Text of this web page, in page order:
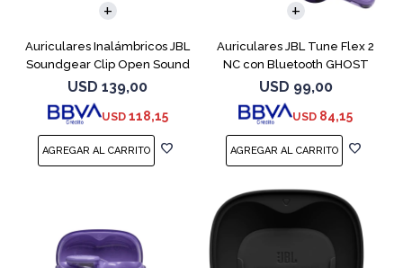
Auriculares Inalámbricos JBL
Soundgear Clip Open Sound
Negro
USD 139,00
USD 118,15
Auriculares JBL Tune Flex 2
NC con Bluetooth GHOST
EDITION
USD 99,00
USD 84,15